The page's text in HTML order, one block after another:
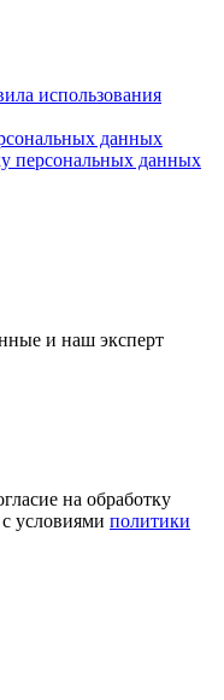
использования
данных
персональных данных
и наш эксперт
на обработку
условиями политики